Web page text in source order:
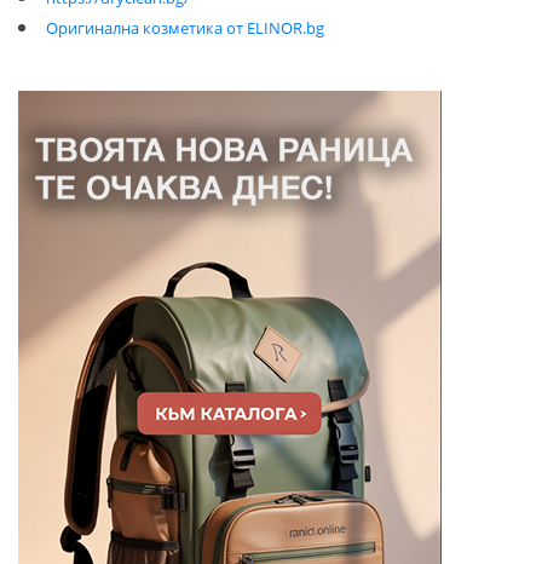
Оригинална козметика от ELINOR.bg